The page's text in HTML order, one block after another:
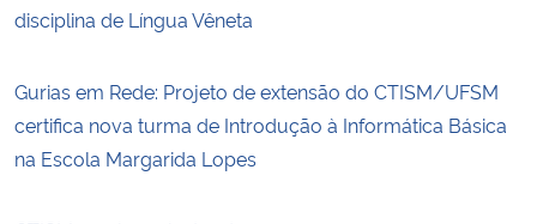
disciplina de Língua Vêneta
Gurias em Rede: Projeto de extensão do CTISM/UFSM
certifica nova turma de Introdução à Informática Básica
na Escola Margarida Lopes